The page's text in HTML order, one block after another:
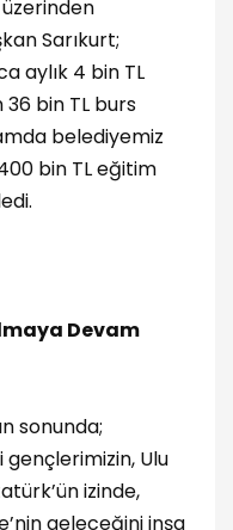
Sarıkurt;
aylık 4 bin TL
bin TL burs
belediyemiz
bin TL eğitim
Devam
sonunda;
gençlerimizin, Ulu
izinde,
geleceğini inşa